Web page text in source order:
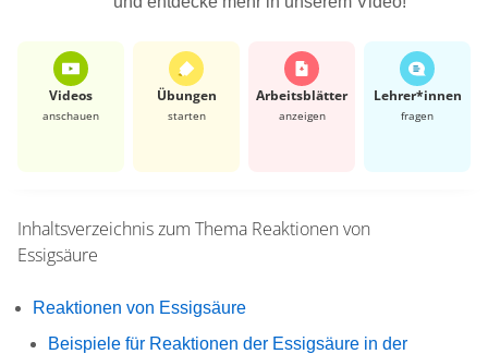
Videos
anschauen
Übungen
starten
Arbeits­blätter
anzeigen
Lehrer*​innen
fragen
Inhaltsverzeichnis zum Thema Reaktionen von
Essigsäure
Reaktionen von Essigsäure
Beispiele für Reaktionen der Essigsäure in der